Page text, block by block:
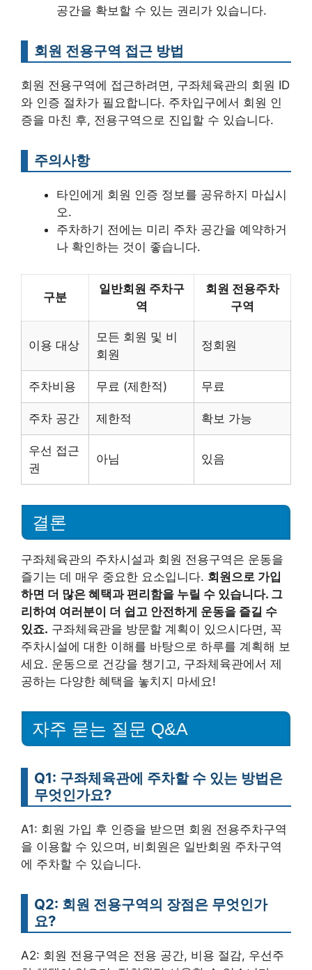
공간을 확보할 수 있는 권리가 있습니다.
회원 전용구역 접근 방법
회원 전용구역에 접근하려면, 구좌체육관의 회원 ID
와 인증 절차가 필요합니다. 주차입구에서 회원 인
증을 마친 후, 전용구역으로 진입할 수 있습니다.
주의사항
타인에게 회원 인증 정보를 공유하지 마십시
오.
주차하기 전에는 미리 주차 공간을 예약하거
나 확인하는 것이 좋습니다.
구분
일반회원 주차구
역
회원 전용주차
구역
이용 대상
모든 회원 및 비
회원
정회원
주차비용 무료 (제한적) 무료
주차 공간 제한적 확보 가능
우선 접근
권
아님 있음
결론
구좌체육관의 주차시설과 회원 전용구역은 운동을
즐기는 데 매우 중요한 요소입니다. 회원으로 가입
하면 더 많은 혜택과 편리함을 누릴 수 있습니다. 그
리하여 여러분이 더 쉽고 안전하게 운동을 즐길 수
있죠. 구좌체육관을 방문할 계획이 있으시다면, 꼭
주차시설에 대한 이해를 바탕으로 하루를 계획해 보
세요. 운동으로 건강을 챙기고, 구좌체육관에서 제
공하는 다양한 혜택을 놓치지 마세요!
자주 묻는 질문 Q&A
Q1: 구좌체육관에 주차할 수 있는 방법은
무엇인가요?
A1: 회원 가입 후 인증을 받으면 회원 전용주차구역
을 이용할 수 있으며, 비회원은 일반회원 주차구역
에 주차할 수 있습니다.
Q2: 회원 전용구역의 장점은 무엇인가
요?
A2: 회원 전용구역은 전용 공간, 비용 절감, 우선주